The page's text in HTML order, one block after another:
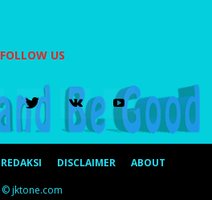
FOLLOW US
REDAKSI DISCLAIMER
ABOUT
© jktone.com